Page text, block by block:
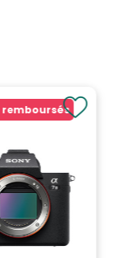
remboursés